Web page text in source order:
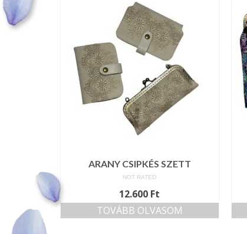
ARANY CSIPKÉS SZETT
NOT RATED
12.600 Ft
TOVÁBB OLVASOM